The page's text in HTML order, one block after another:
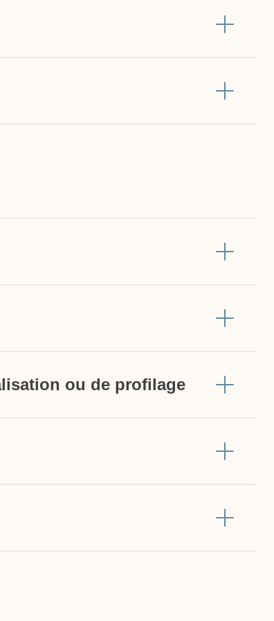
ou de profilage